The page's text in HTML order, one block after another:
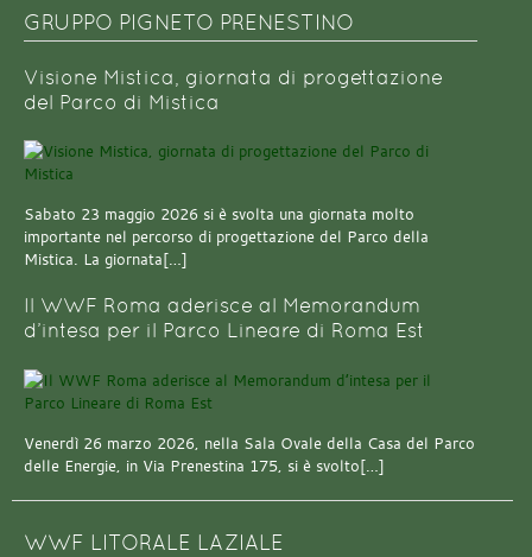
GRUPPO PIGNETO PRENESTINO
Visione Mistica, giornata di progettazione
del Parco di Mistica
Sabato 23 maggio 2026 si è svolta una giornata molto
importante nel percorso di progettazione del Parco della
Mistica. La giornata[…]
Il WWF Roma aderisce al Memorandum
d’intesa per il Parco Lineare di Roma Est
Venerdì 26 marzo 2026, nella Sala Ovale della Casa del Parco
delle Energie, in Via Prenestina 175, si è svolto[…]
WWF LITORALE LAZIALE